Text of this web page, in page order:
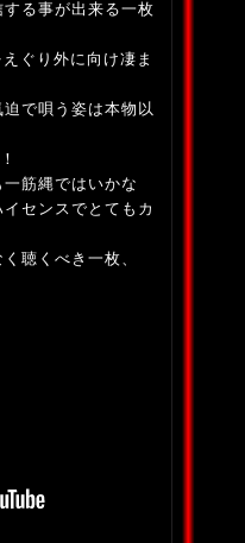
る事が出来る一枚
ぐり外に向け凄ま
で唄う姿は本物以
筋縄ではいかな
センスでとてもカ
聴くべき一枚、